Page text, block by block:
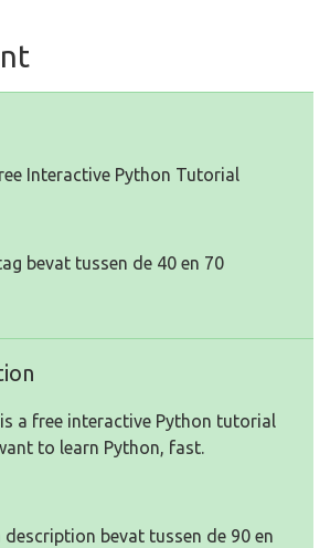
Interactive Python Tutorial
bevat tussen de 40 en 70
a free interactive Python tutorial
to learn Python, fast.
description bevat tussen de 90 en